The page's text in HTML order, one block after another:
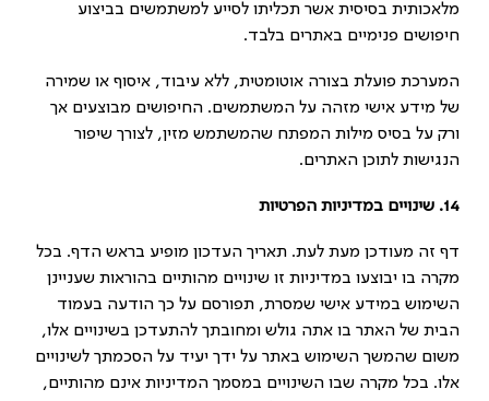
מלאכותית בסיסית אשר תכליתו לסייע למשתמשים בביצוע
חיפושים פנימיים באתרים בלבד.
המערכת פועלת בצורה אוטומטית, ללא עיבוד, איסוף או שמירה
של מידע אישי מזהה על המשתמשים. החיפושים מבוצעים אך
ורק על בסיס מילות המפתח שהמשתמש מזין, לצורך שיפור
הנגישות לתוכן האתרים.
14
. שינויים במדיניות הפרטיות
דף זה מעודכן מעת לעת. תאריך העדכון מופיע בראש הדף. בכל
מקרה בו יבוצעו במדיניות זו שינויים מהותיים בהוראות שעניינן
השימוש במידע אישי שמסרת, תפורסם על כך הודעה בעמוד
הבית של האתר בו אתה גולש ומחובתך להתעדכן בשינויים אלו,
משום שהמשך השימוש באתר על ידך יעיד על הסכמתך לשינויים
אלו. בכל מקרה שבו השינויים במסמך המדיניות אינם מהותיים,